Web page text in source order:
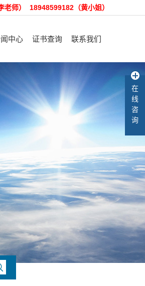
老师） 18948599182（黄小姐）
中心
行业资讯
证书查询 联系我们
在
线
咨
询